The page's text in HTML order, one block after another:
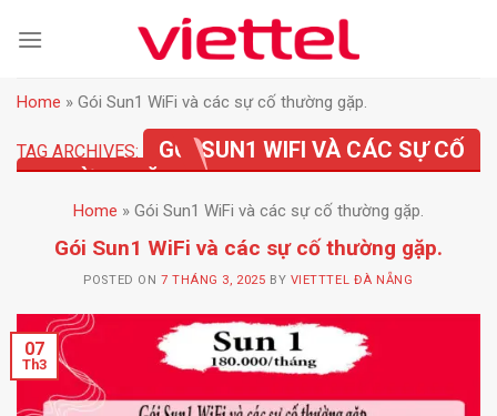
Home » Gói Sun1 WiFi và các sự cố thường gặp.
TAG ARCHIVES:
GÓI SUN1 WIFI VÀ CÁC SỰ CỐ
THƯỜNG GẶP.
Home » Gói Sun1 WiFi và các sự cố thường gặp.
Gói Sun1 WiFi và các sự cố thường gặp.
POSTED ON 7 THÁNG 3, 2025 BY VIETTTEL ĐÀ NẴNG
07
Th3